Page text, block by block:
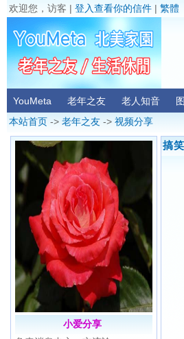
欢迎您，访客 | 登入查看你的信件 | 繁體
YouMeta 老年之友 老人知音
本站首页 -> 老年之友 -> 视频分享
小爱分享
搞